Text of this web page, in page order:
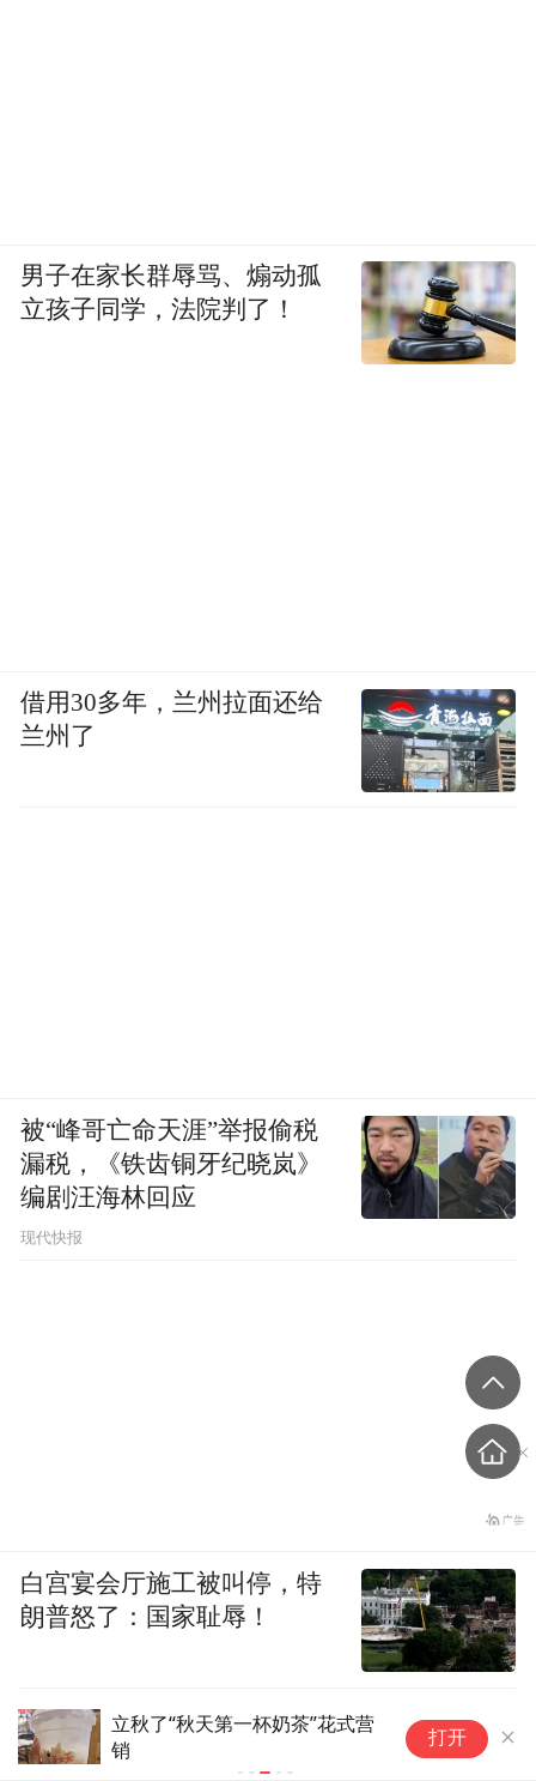
立秋了“秋天第一杯奶茶”花式营
销
打开
男子在家长群辱骂、煽动孤
立孩子同学，法院判了！
借用30多年，兰州拉面还给
兰州了
被“峰哥亡命天涯”举报偷税
漏税，《铁齿铜牙纪晓岚》
编剧汪海林回应
现代快报
白宫宴会厅施工被叫停，特
朗普怒了：国家耻辱！